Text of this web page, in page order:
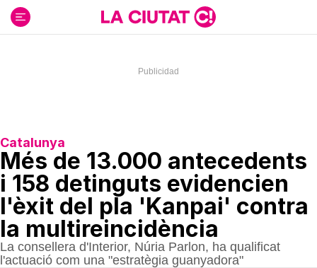
contenido
Catalunya
Més de 13.000 antecedents
i 158 detinguts evidencien
l'èxit del pla 'Kanpai' contra
la multireincidència
La consellera d'Interior, Núria Parlon, ha qualificat
l'actuació com una "estratègia guanyadora"